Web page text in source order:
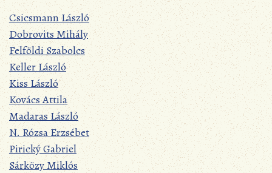
Csicsmann László
Dobrovits Mihály
Felföldi Szabolcs
Keller László
Kiss László
Kovács Attila
Madaras László
N. Rózsa Erzsébet
Pirický Gabriel
Sárközy Miklós